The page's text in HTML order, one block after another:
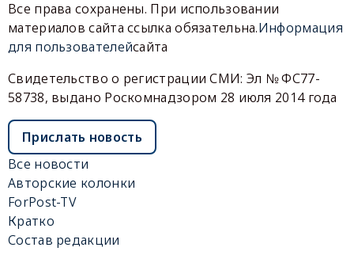
Все права сохранены. При использовании
материалов сайта ссылка обязательна.Информация
для пользователейсайта
Свидетельство о регистрации СМИ: Эл № ФС77-
58738, выдано Роскомнадзором 28 июля 2014 года
Прислать новость
Все новости
Авторские колонки
ForPost-TV
Кратко
Состав редакции